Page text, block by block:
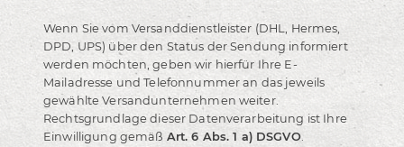
Wenn Sie vom Versanddienstleister (DHL, Hermes,
DPD, UPS) über den Status der Sendung informiert
werden möchten, geben wir hierfür Ihre E-
Mailadresse und Telefonnummer an das jeweils
gewählte Versandunternehmen weiter.
Rechtsgrundlage dieser Datenverarbeitung ist Ihre
Einwilligung gemäß Art. 6 Abs. 1 a) DSGVO.